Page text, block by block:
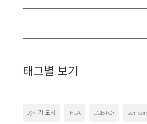
태그별 보기
19세기 도서 IFLA LGBTQ+